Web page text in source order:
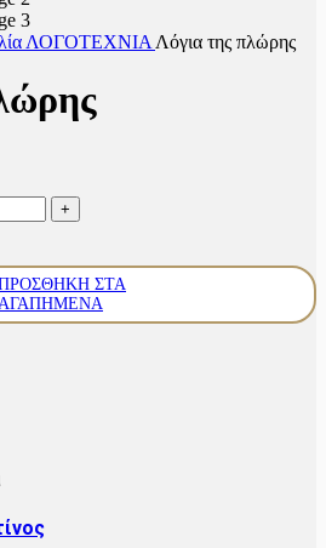
ΛΟΓΟΤΕΧΝΙΑ Λόγια της πλώρης
ΣΤΑ